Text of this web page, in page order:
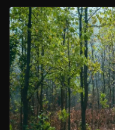
A
p
p
b
o
o
k